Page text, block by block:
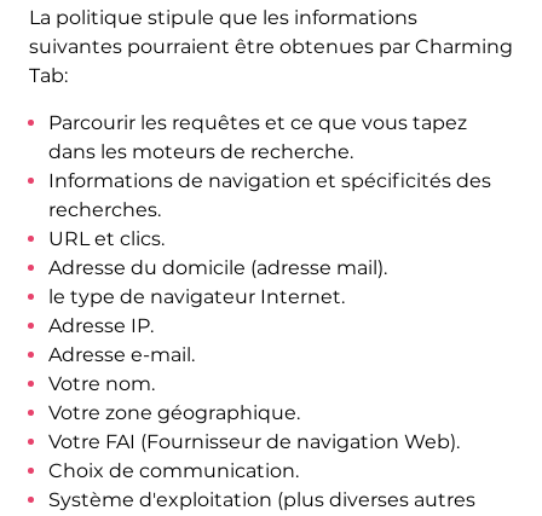
La politique stipule que les informations
suivantes pourraient être obtenues par Charming
Tab:
Parcourir les requêtes et ce que vous tapez
dans les moteurs de recherche.
Informations de navigation et spécificités des
recherches.
URL et clics.
Adresse du domicile (adresse mail).
le type de navigateur Internet.
Adresse IP.
Adresse e-mail.
Votre nom.
Votre zone géographique.
Votre FAI (Fournisseur de navigation Web).
Choix de communication.
Système d'exploitation (plus diverses autres